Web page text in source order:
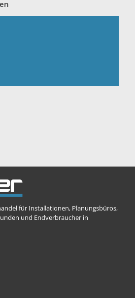
für Installationen, Planungsbüros,
und Endverbraucher in